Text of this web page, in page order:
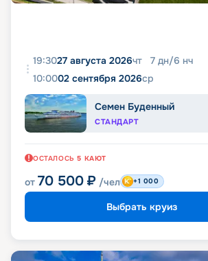
19:3027 августа 2026чт 7 дн/6 нч
10:0002 сентября 2026ср
Семен Буденный
СТАНДАРТ
ОСТАЛОСЬ 5 КАЮТ
от 70 500 ₽ /чел +1 000
Выбрать круиз